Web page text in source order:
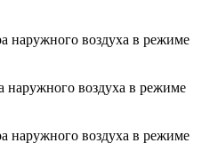
наружного воздуха в режиме
наружного воздуха в режиме
наружного воздуха в режиме